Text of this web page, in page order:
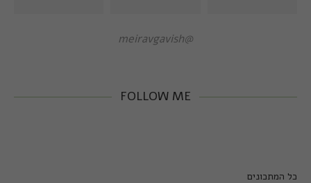
@meiravgavish
FOLLOW ME
כל המתכונים